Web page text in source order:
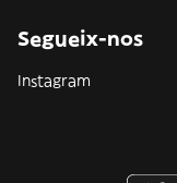
Segueix-nos
Instagram